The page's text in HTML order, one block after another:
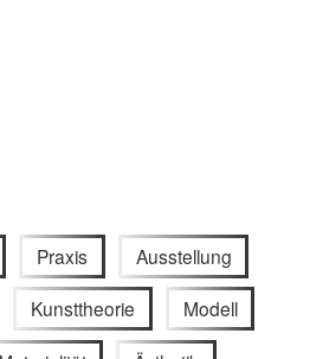
Praxis Ausstellung
Kunsttheorie Modell